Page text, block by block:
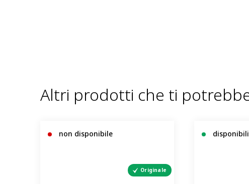
Altri prodotti che ti
non disponibile
Originale